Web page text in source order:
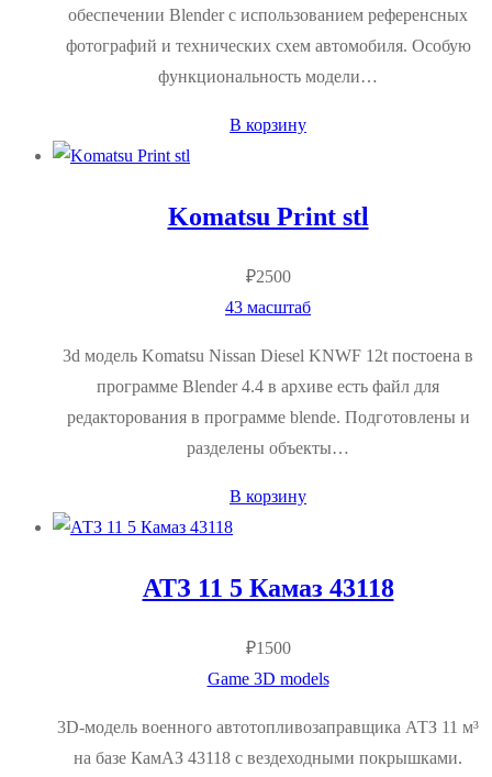
обеспечении Blender с использованием референсных
фотографий и технических схем автомобиля. Особую
функциональность модели…
В корзину
Komatsu Print stl
₽2500
43 масштаб
3d модель Komatsu Nissan Diesel KNWF 12t постоена в
программе Blender 4.4 в архиве есть файл для
редакторования в программе blende. Подготовлены и
разделены объекты…
В корзину
АТЗ 11 5 Камаз 43118
₽1500
Game 3D models
3D-модель военного автотопливозаправщика АТЗ 11 м³
на базе КамАЗ 43118 с вездеходными покрышками.